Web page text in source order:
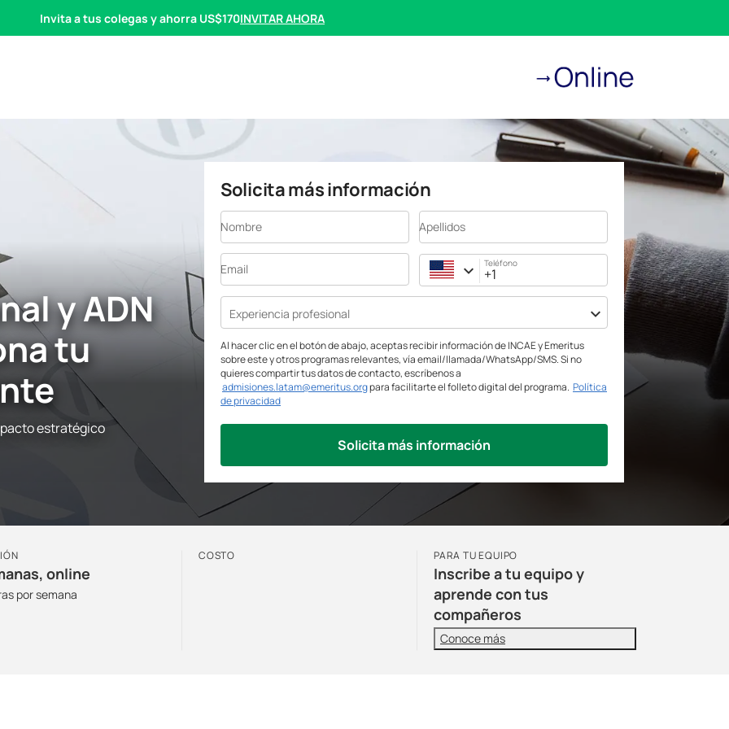
Invita a tus colegas y ahorra US$170INVITAR AHORA
y ADN
tu
estratégico
Solicita más información
Nombre Apellidos
Email Teléfono
Experiencia profesional
Al hacer clic en el botón de abajo, aceptas recibir información de INCAE y Emeritus
sobre este y otros programas relevantes, vía email/llamada/WhatsApp/SMS. Si no
quieres compartir tus datos de contacto, escríbenos a
admisiones.latam@emeritus.orgpara facilitarte el folleto digital del programa. Política
de privacidad
Solicita más información
online
por semana
COSTO PARA TU EQUIPO
Inscribe a tu equipo y
aprende con tus
compañeros
Conoce más